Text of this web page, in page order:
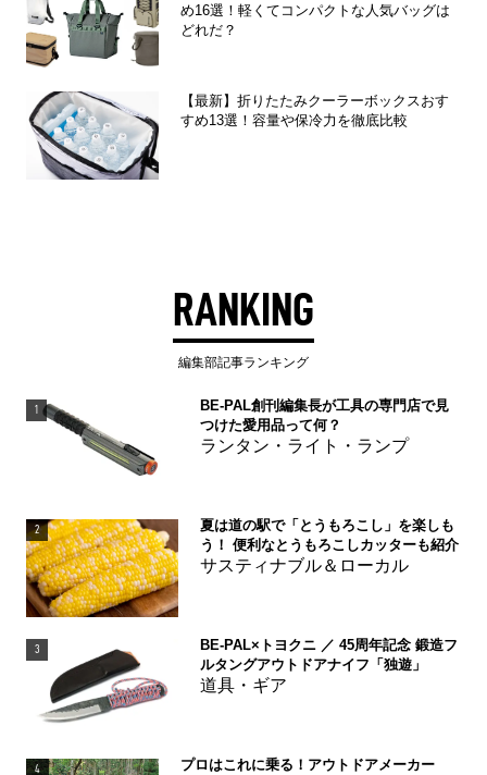
め16選！軽くてコンパクトな人気バッグは
どれだ？
【最新】折りたたみクーラーボックスおす
すめ13選！容量や保冷力を徹底比較
RANKING
編集部記事ランキング
1
BE-PAL創刊編集長が工具の専門店で見
つけた愛用品って何？
ランタン・ライト・ランプ
2
夏は道の駅で「とうもろこし」を楽しも
う！ 便利なとうもろこしカッターも紹介
サスティナブル＆ローカル
3
BE-PAL×トヨクニ ／ 45周年記念 鍛造フ
ルタングアウトドアナイフ「独遊」
道具・ギア
4
プロはこれに乗る！アウトドアメーカー